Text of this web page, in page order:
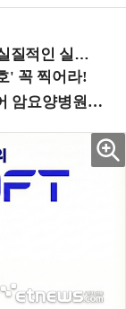
유 (9/18 양재역)